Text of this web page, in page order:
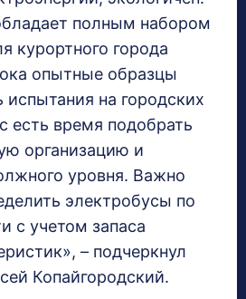
полным набором
курортного города
опытные образцы
испытания на городских
есть время подобрать
организацию и
уровня. Важно
электробусы по
с учетом запаса
– подчеркнул
Копайгородский.